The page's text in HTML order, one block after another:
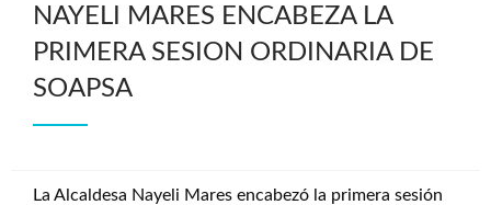
NAYELI MARES ENCABEZA LA
PRIMERA SESION ORDINARIA DE
SOAPSA
La Alcaldesa Nayeli Mares encabezó la primera sesión